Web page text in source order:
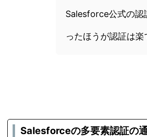
Salesforce公式の認
ったほうが認証は楽
Salesforceの多要素認証の